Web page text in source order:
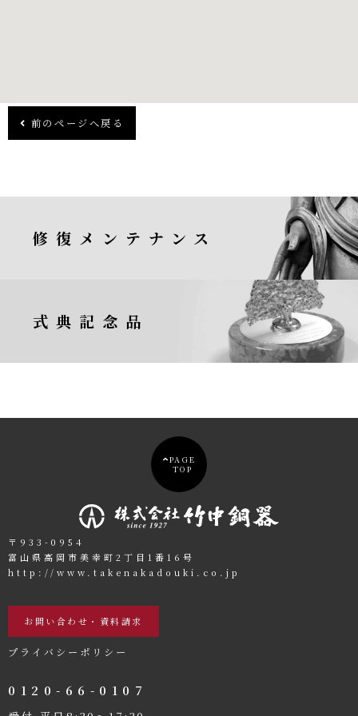
前のページへ戻る
修復メンテナンス
式典記念品
0120-66-0107
お問い合わせ・資料請求
プライバシーポリシー
〒933-0954
富山県高岡市美幸町2丁目1番16号
http://www.takenakadouki.co.jp
PAGE
TOP